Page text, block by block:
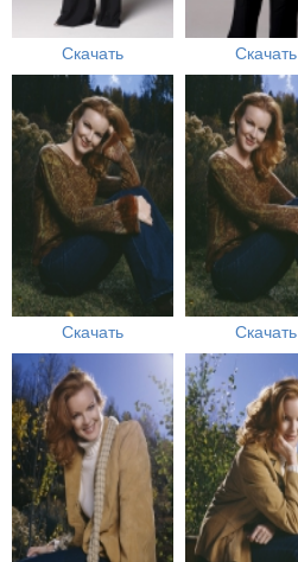
Скачать Скачать
Скачать Скачать